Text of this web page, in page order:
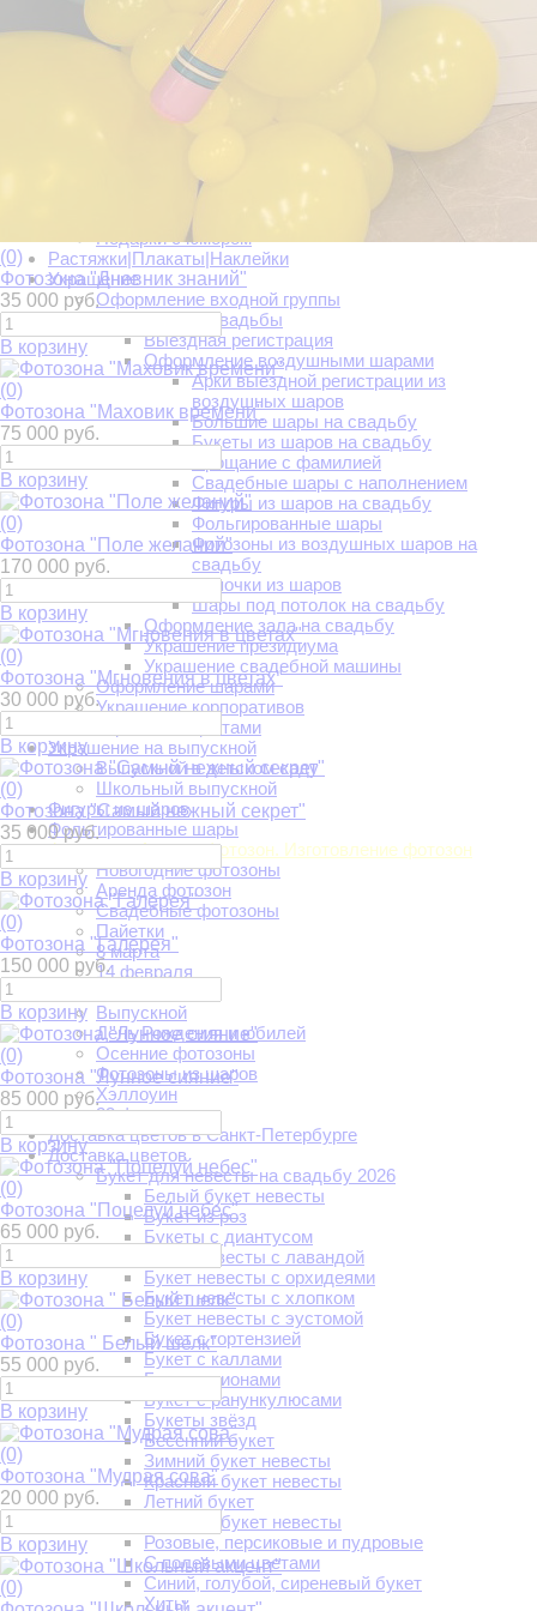
Новогодние композиции
Фигуры из шаров на Новый Год
Подарки
Ассорти подарков
Букеты из конфет и сладкие подарки
Коробочки с макарунс и сладостями
Подарки с юмором
Растяжки|Плакаты|Наклейки
Украшение
Оформление входной группы
Оформление свадьбы
Выездная регистрация
Оформление воздушными шарами
Арки выездной регистрации из
воздушных шаров
Большие шары на свадьбу
Букеты из шаров на свадьбу
Прощание с фамилией
Свадебные шары с наполнением
Фигуры из шаров на свадьбу
Фольгированные шары
Фотозоны из воздушных шаров на
свадьбу
Цепочки из шаров
Шары под потолок на свадьбу
Оформление зала на свадьбу
Украшение президиума
Украшение свадебной машины
Оформление шарами
Украшение корпоративов
Украшение цветами
Украшение на выпускной
Выпускной в детском саду
Школьный выпускной
Фигуры из шаров
Фольгированные шары
Фотозоны. Аренда фотозон. Изготовление фотозон
Новогодние фотозоны
Аренда фотозон
Свадебные фотозоны
Пайетки
8 марта
14 февраля
Выпускной
День Рождения и юбилей
Осенние фотозоны
Фотозоны из шаров
Хэллоуин
23 февраля
Доставка цветов в Санкт-Петербурге
Доставка цветов
Букет для невесты на свадьбу 2026
Белый букет невесты
Букет из роз
Букеты с диантусом
Букет невесты с лавандой
Букет невесты с орхидеями
Букет невесты с хлопком
Букет невесты с эустомой
Букет с гортензией
Букет с каллами
Букет с пионами
Букет с ранункулюсами
Букеты звёзд
Весенний букет
Зимний букет невесты
Красный букет невесты
Летний букет
Осенний букет невесты
Розовые, персиковые и пудровые
С полевыми цветами
Синий, голубой, сиреневый букет
Хиты
(0)
Фотозона "Дневник знаний"
35 000 руб.
В корзину
(0)
Фотозона "Маховик времени"
75 000 руб.
В корзину
(0)
Фотозона "Поле желаний"
170 000 руб.
В корзину
(0)
Фотозона "Мгновения в цветах"
30 000 руб.
В корзину
(0)
Фотозона "Самый нежный секрет"
35 000 руб.
В корзину
(0)
Фотозона "Галерея"
150 000 руб.
В корзину
(0)
Фотозона "Лунное сияние"
85 000 руб.
В корзину
(0)
Фотозона "Поцелуй небес"
65 000 руб.
В корзину
(0)
Фотозона " Белый шелк"
55 000 руб.
В корзину
(0)
Фотозона "Мудрая сова"
20 000 руб.
В корзину
(0)